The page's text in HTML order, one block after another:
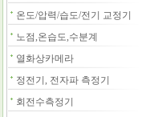
온도/압력/습도/전기 교정기
노점,온습도,수분계
열화상카메라
정전기, 전자파 측정기
회전수측정기